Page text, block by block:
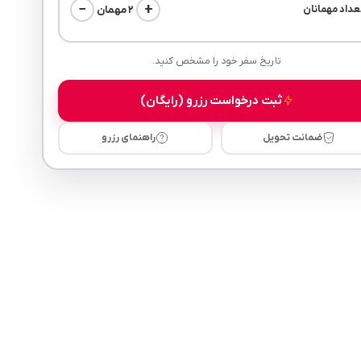
مهمانان − ۲ مهمان +
تاریخ سفر خود را مشخص کنید.
ثبت درخواست رزرو (رایگان)
ضمانت تحویل راهنمای رزرو